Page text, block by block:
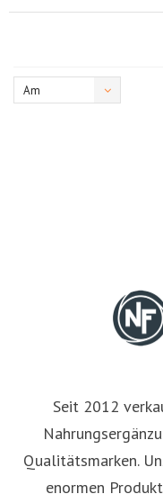
Am
Seit 2012
Qualitätsmarken.
enormen